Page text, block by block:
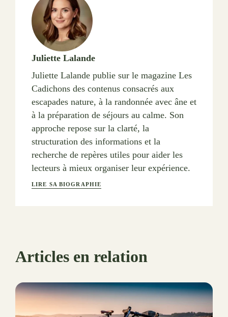
Juliette Lalande
Juliette Lalande publie sur le magazine Les
Cadichons des contenus consacrés aux
escapades nature, à la randonnée avec âne et
à la préparation de séjours au calme. Son
approche repose sur la clarté, la
structuration des informations et la
recherche de repères utiles pour aider les
lecteurs à mieux organiser leur expérience.
LIRE SA BIOGRAPHIE
Articles en relation